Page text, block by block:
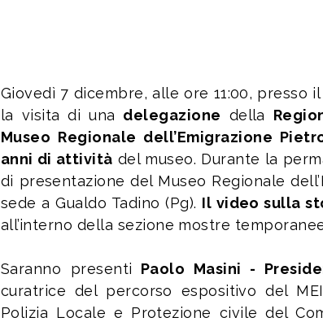
Giovedì 7 dicembre, alle ore 11:00, presso il
la visita di una delegazione della
Museo Regionale dell’Emigrazione
anni di attività del museo. Durante la
di presentazione del Museo Regionale
sede a Gualdo Tadino (Pg). Il video sulla
all’interno della sezione mostre
Saranno presenti Paolo Masini -
curatrice del percorso espositivo del
Polizia Locale e Protezione civile del